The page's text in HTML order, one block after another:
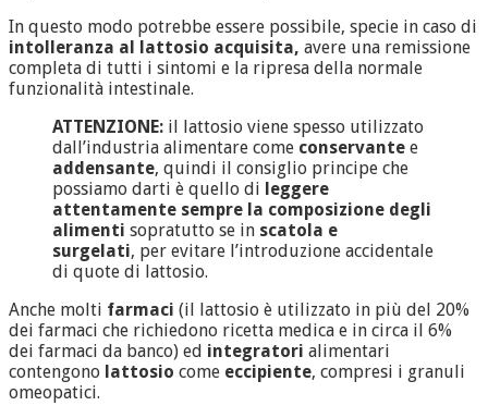
In questo modo potrebbe essere possibile, specie in caso di
intolleranza al lattosio acquisita, avere una remissione
completa di tutti i sintomi e la ripresa della normale
funzionalità intestinale.
ATTENZIONE: il lattosio viene spesso utilizzato
dall’industria alimentare come conservante e
addensante, quindi il consiglio principe che
possiamo darti è quello di leggere
attentamente sempre la composizione degli
alimenti sopratutto se in scatola e
surgelati, per evitare l’introduzione accidentale
di quote di lattosio.
Anche molti farmaci (il lattosio è utilizzato in più del 20%
dei farmaci che richiedono ricetta medica e in circa il 6%
dei farmaci da banco) ed integratori alimentari
contengono lattosio come eccipiente, compresi i granuli
omeopatici.